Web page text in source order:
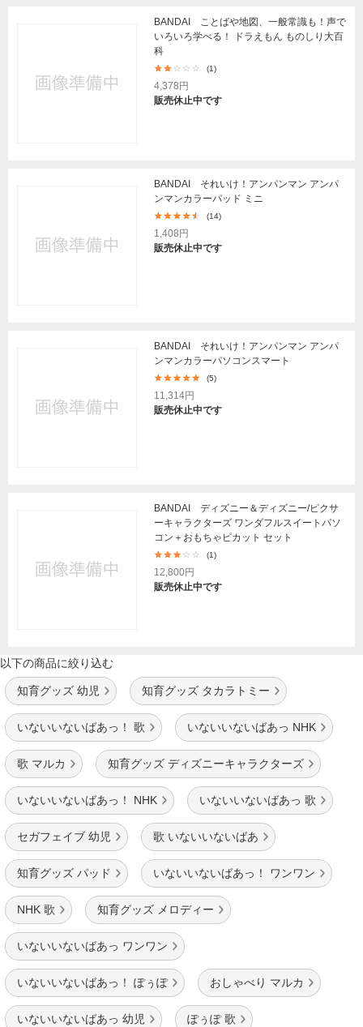
BANDAI ことばや地図、一般常識も！声で
いろいろ学べる！ ドラえもん ものしり大百
科
(1)
4,378円
販売休止中です
BANDAI それいけ！アンパンマン アンパ
ンマンカラーパッド ミニ
(14)
1,408円
販売休止中です
BANDAI それいけ！アンパンマン アンパ
ンマンカラーパソコンスマート
(5)
11,314円
販売休止中です
BANDAI ディズニー＆ディズニー/ピクサ
ーキャラクターズ ワンダフルスイートパソ
コン＋おもちゃピカット セット
(1)
12,800円
販売休止中です
以下の商品に絞り込む
知育グッズ 幼児 知育グッズ タカラトミー
いないいないばあっ！ 歌 いないいないばあっ NHK
歌 マルカ 知育グッズ ディズニーキャラクターズ
いないいないばあっ！ NHK いないいないばあっ 歌
セガフェイブ 幼児 歌 いないいないばあ
知育グッズ パッド いないいないばあっ！ ワンワン
NHK 歌 知育グッズ メロディー
いないいないばあっ ワンワン
いないいないばあっ！ ぽぅぽ おしゃべり マルカ
いないいないばあっ 幼児 ぽぅぽ 歌